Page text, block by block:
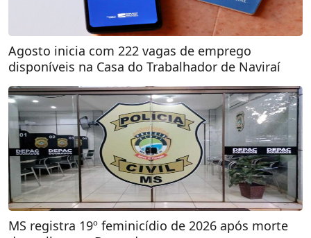
Agosto inicia com 222 vagas de emprego
disponíveis na Casa do Trabalhador de Naviraí
MS registra 19º feminicídio de 2026 após morte